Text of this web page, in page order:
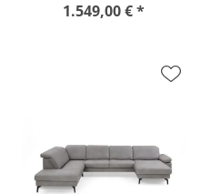
1.549,00 € *